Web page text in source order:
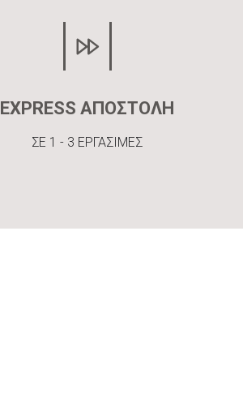
EXPRESS ΑΠΟΣΤΟΛΗ
ΣΕ 1 - 3 ΕΡΓΑΣΙΜΕΣ